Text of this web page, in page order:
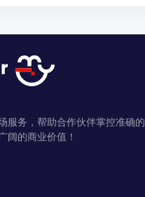
服务，帮助合作伙伴掌控准确的
阔的商业价值！